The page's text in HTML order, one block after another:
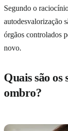
Segundo o
autodesvalorização
órgãos controlados
novo.
Quais são
ombro?